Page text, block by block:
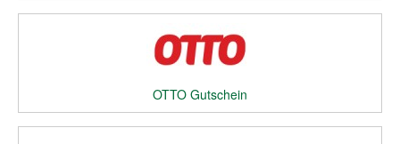
OTTO Gutschein